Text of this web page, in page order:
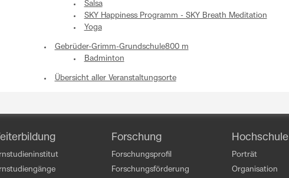
Salsa
SKY Happiness Programm - SKY Breath Meditation
Yoga
Gebrüder-Grimm-Grundschule800 m
Badminton
Übersicht aller Veranstaltungsorte
Forschung
Forschungsprofil
Forschungsförderung
Hochschule
Porträt
Organisation